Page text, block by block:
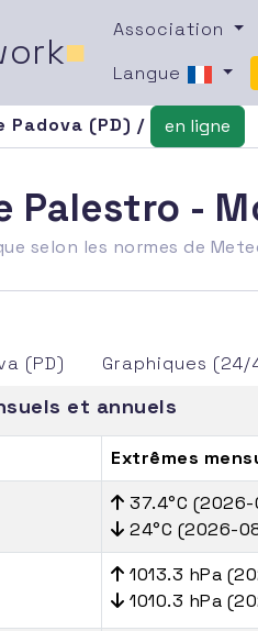
■
Association
Langue
Padova (PD) / en ligne
Palestro -
selon les normes de
(PD) Graphiques (24/
et annuels
Extrêmes
37.4°C
24°C (2026-
1013.3 hPa
1010.3 hPa